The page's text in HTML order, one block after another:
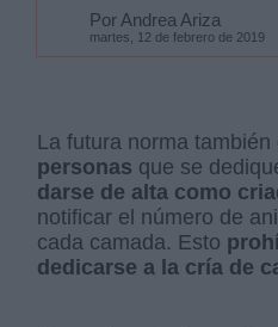
Por Andrea Ariza
martes, 12 de febrero de 2019
La futura norma también
personas que se
darse de alta como
notificar el número de
cada camada. Esto
dedicarse a la cría de